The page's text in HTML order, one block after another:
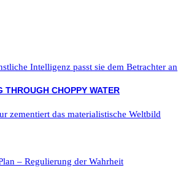
Intelligenz passt sie dem Betrachter an
zementiert das materialistische Weltbild
– Regulierung der Wahrheit